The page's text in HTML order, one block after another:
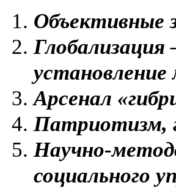
Объективные
Глобализация
Арсенал
Патриотизм,
Научно-
социального